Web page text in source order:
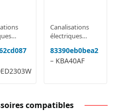
Canalisations
électriques
83390eb0bea2
– KBA40AF
compatibles